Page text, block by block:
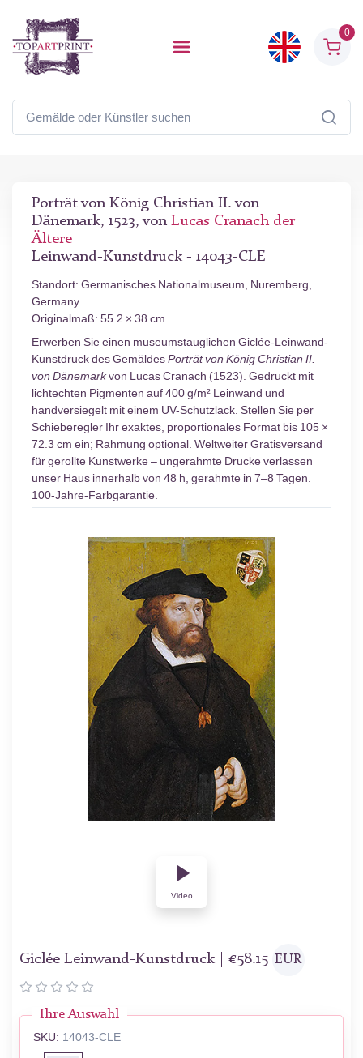
0
Porträt von König Christian II. von
Dänemark, 1523, von Lucas Cranach der
Ältere
Leinwand-Kunstdruck - 14043-CLE
Standort: Germanisches Nationalmuseum, Nuremberg,
Germany
Originalmaß: 55.2 × 38 cm
Erwerben Sie einen museumstauglichen Giclée-Leinwand-
Kunstdruck des GemäldesPorträt von König Christian II.
von Dänemarkvon Lucas Cranach (1523). Gedruckt mit
lichtechten Pigmenten auf 400 g/m² Leinwand und
handversiegelt mit einem UV-Schutzlack. Stellen Sie per
Schieberegler Ihr exaktes, proportionales Format bis 105 ×
72.3 cm ein; Rahmung optional. Weltweiter Gratisversand
für gerollte Kunstwerke – ungerahmte Drucke verlassen
unser Haus innerhalb von 48 h, gerahmte in 7–8 Tagen.
100-Jahre-Farbgarantie.
Video
Giclée Leinwand-Kunstdruck | €58.15 EUR
Ihre Auswahl
SKU: 14043-CLE